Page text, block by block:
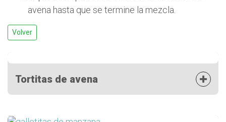
avena hasta que se termine la mezcla.
Volver
Tortitas de avena